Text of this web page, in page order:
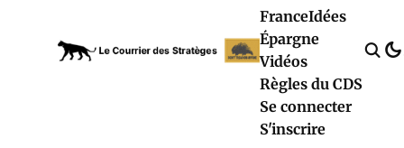
FranceIdées
Épargne
Vidéos
Règles du CDS
Se connecter
S'inscrire